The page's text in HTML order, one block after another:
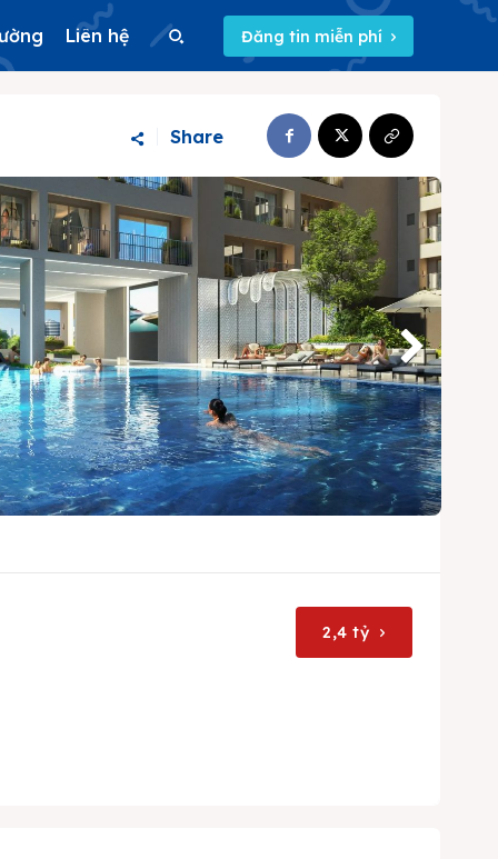
Search
Search
Liên hệ Đăng tin miễn phí
Share
2,4 tỷ